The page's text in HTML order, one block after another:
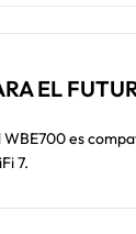
EL
es
7.